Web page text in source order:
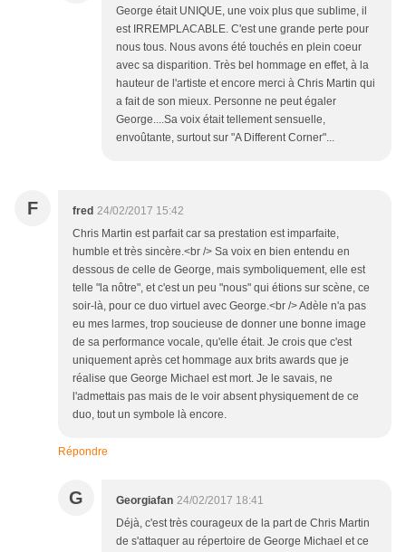
George était UNIQUE, une voix plus que sublime, il
est IRREMPLACABLE. C'est une grande perte pour
nous tous. Nous avons été touchés en plein coeur
avec sa disparition. Très bel hommage en effet, à la
hauteur de l'artiste et encore merci à Chris Martin qui
a fait de son mieux. Personne ne peut égaler
George....Sa voix était tellement sensuelle,
envoûtante, surtout sur "A Different Corner"...
F fred 24/02/2017 15:42
Chris Martin est parfait car sa prestation est imparfaite,
humble et très sincère.<br /> Sa voix en bien entendu en
dessous de celle de George, mais symboliquement, elle est
telle "la nôtre", et c'est un peu "nous" qui étions sur scène, ce
soir-là, pour ce duo virtuel avec George.<br /> Adèle n'a pas
eu mes larmes, trop soucieuse de donner une bonne image
de sa performance vocale, qu'elle était. Je crois que c'est
uniquement après cet hommage aux brits awards que je
réalise que George Michael est mort. Je le savais, ne
l'admettais pas mais de le voir absent physiquement de ce
duo, tout un symbole là encore.
Répondre
G Georgiafan 24/02/2017 18:41
Déjà, c'est très courageux de la part de Chris Martin
de s'attaquer au répertoire de George Michael et ce